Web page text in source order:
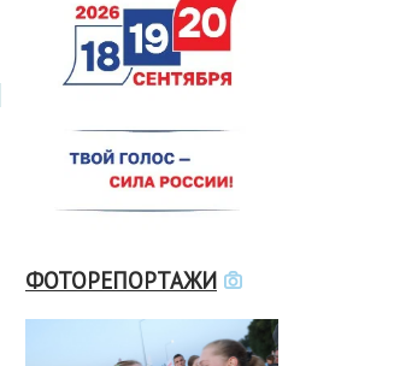
ФОТОРЕПОРТАЖИ